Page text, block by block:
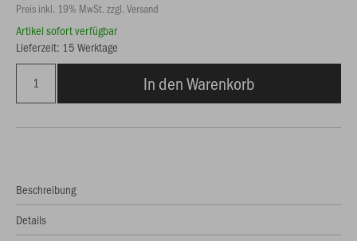
Preis inkl. 19% MwSt. zzgl. Versand
Artikel sofort verfügbar
Lieferzeit: 15 Werktage
In den Warenkorb
Beschreibung
Details